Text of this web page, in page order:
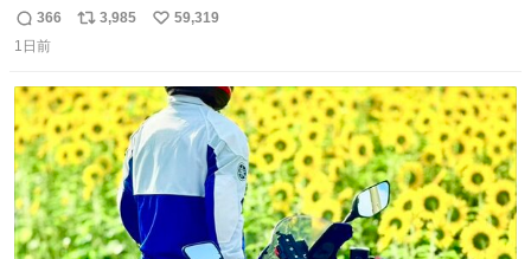
ぎで喜んでくれました。 こんな素敵な代物を提供してくれ
た山口県の恩師に感謝。
返
信
366
リ
ト
数
3,985
い
数
59,319
1日前